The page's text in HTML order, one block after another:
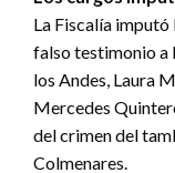
La Fiscalía
falso testimonio a
los Andes, Laura
Mercedes
del crimen del
Colmenares.